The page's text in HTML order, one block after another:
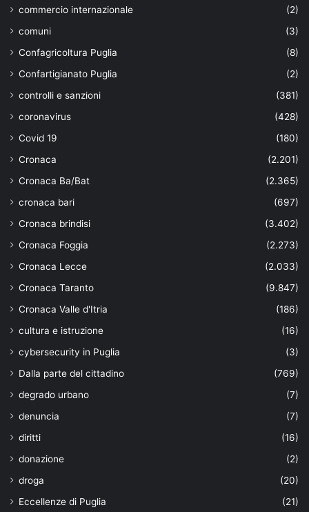
commercio internazionale
(2)
comuni
(3)
Confagricoltura Puglia
(8)
Confartigianato Puglia
(2)
controlli e sanzioni
(381)
coronavirus
(428)
Covid 19
(180)
Cronaca
(2.201)
Cronaca Ba/Bat
(2.365)
cronaca bari
(697)
Cronaca brindisi
(3.402)
Cronaca Foggia
(2.273)
Cronaca Lecce
(2.033)
Cronaca Taranto
(9.847)
Cronaca Valle d'Itria
(186)
cultura e istruzione
(16)
cybersecurity in Puglia
(3)
Dalla parte del cittadino
(769)
degrado urbano
(7)
denuncia
(7)
diritti
(16)
donazione
(2)
droga
(20)
Eccellenze di Puglia
(21)